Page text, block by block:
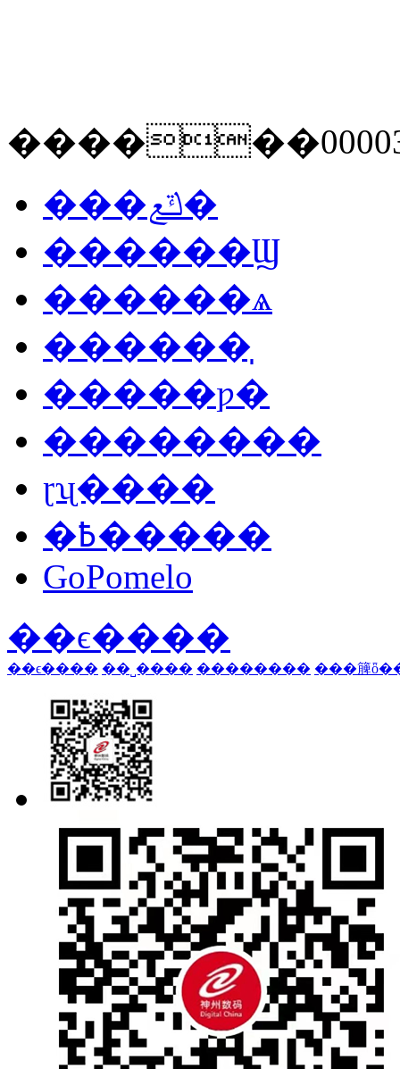
���ݿع�
������Ϣ
������ѧ
������̩
�����ƿ�
��������
ɽʯ����
�߿�����
GoPomelo
��ϵ����
��ϵ���� ��˽���� �������� ���簲